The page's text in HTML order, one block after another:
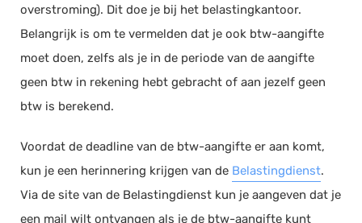
Support
VoIP
Chat
Helpdesk
overstroming). Dit doe je bij het belastingkantoor.
Belangrijk is om te vermelden dat je ook btw-aangifte
moet doen, zelfs als je in de periode van de aangifte
geen btw in rekening hebt gebracht of aan jezelf geen
btw is berekend.
Voordat de deadline van de btw-aangifte er aan komt,
kun je een herinnering krijgen van de Belastingdienst.
Via de site van de Belastingdienst kun je aangeven dat je
een mail wilt ontvangen als je de btw-aangifte kunt